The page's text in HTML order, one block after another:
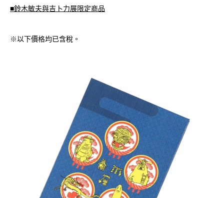
■鈴木敏夫與吉卜力展限定商品
※以下價格均已含稅。